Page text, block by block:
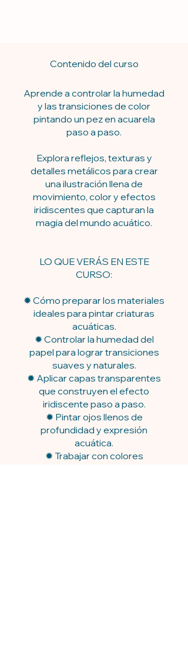
Contenido del curso
Aprende a controlar la humedad
y las transiciones de color
pintando un pez en acuarela
paso a paso.
Explora reflejos, texturas y
detalles metálicos para crear
una ilustración llena de
movimiento, color y efectos
iridiscentes que capturan la
magia del mundo acuático.
LO QUE VERÁS EN ESTE
CURSO:
✹ Cómo preparar los materiales
ideales para pintar criaturas
acuáticas.
✹ Controlar la humedad del
papel para lograr transiciones
suaves y naturales.
✹ Aplicar capas transparentes
que construyen el efecto
iridiscente paso a paso.
✹ Pintar ojos llenos de
profundidad y expresión
acuática.
✹ Trabajar con colores